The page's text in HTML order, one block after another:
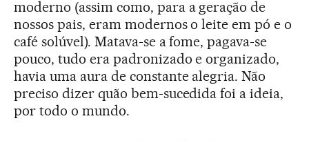
moderno (assim como, para a geração de
nossos pais, eram modernos o leite em pó e o
café solúvel). Matava-se a fome, pagava-se
pouco, tudo era padronizado e organizado,
havia uma aura de constante alegria. Não
preciso dizer quão bem-sucedida foi a ideia,
por todo o mundo.